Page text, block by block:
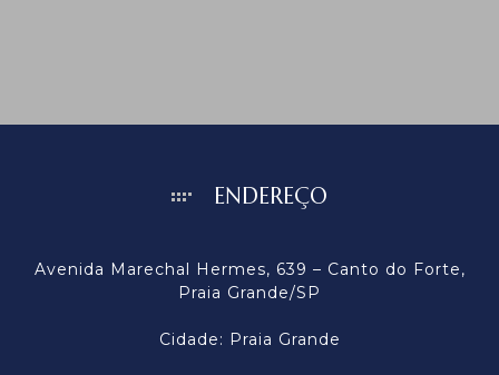
ENDEREÇO
Avenida Marechal Hermes, 639 – Canto do Forte,
Praia Grande/SP
Cidade: Praia Grande